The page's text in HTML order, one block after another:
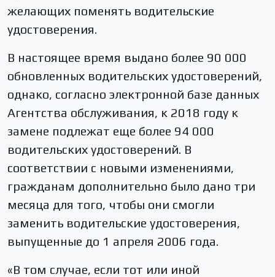
желающих поменять водительские
удостоверения.
В настоящее время выдано более 90 000
обновленных водительских удостоверений,
однако, согласно электронной базе данных
Агентства обслуживания, к 2018 году к
замене подлежат еще более 94 000
водительских удостоверений. В
соответствии с новыми изменениями,
гражданам дополнительно было дано три
месяца для того, чтобы они смогли
заменить водительские удостоверения,
выпущенные до 1 апреля 2006 года.
«В том случае, если тот или иной